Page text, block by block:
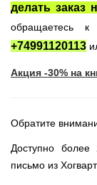
Гарри Поттер
Настольные
Одежда Гарри
Сладости
АКЦИИ САЙТА
НОВИНКИ
делать заказ
обращаетесь
+74991120113
Акция -30% на
Обратите
Доступно
письмо из